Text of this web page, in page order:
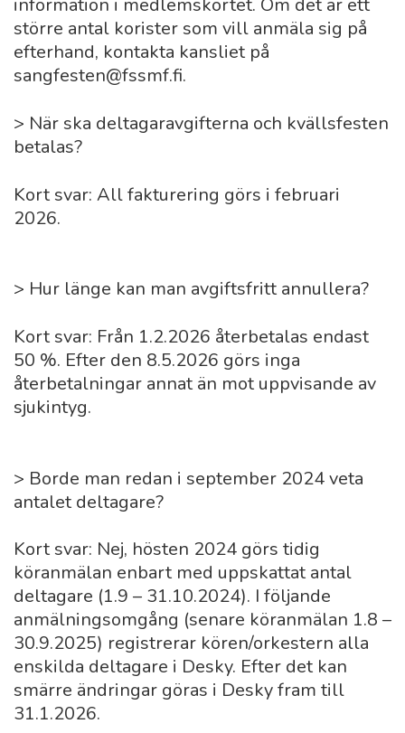
information i medlemskortet. Om det är ett
större antal korister som vill anmäla sig på
efterhand, kontakta kansliet på
sangfesten@fssmf.fi.
> När ska deltagaravgifterna och kvällsfesten
betalas?
Kort svar: All fakturering görs i februari
2026.
> Hur länge kan man avgiftsfritt annullera?
Kort svar: Från 1.2.2026 återbetalas endast
50 %. Efter den 8.5.2026 görs inga
återbetalningar annat än mot uppvisande av
sjukintyg.
> Borde man redan i september 2024 veta
antalet deltagare?
Kort svar: Nej, hösten 2024 görs tidig
köranmälan enbart med uppskattat antal
deltagare (1.9 – 31.10.2024). I följande
anmälningsomgång (senare köranmälan 1.8 –
30.9.2025) registrerar kören/orkestern alla
enskilda deltagare i Desky. Efter det kan
smärre ändringar göras i Desky fram till
31.1.2026.